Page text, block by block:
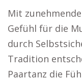
Mit
Gefühl für die
durch
Tradition
Paartanz die